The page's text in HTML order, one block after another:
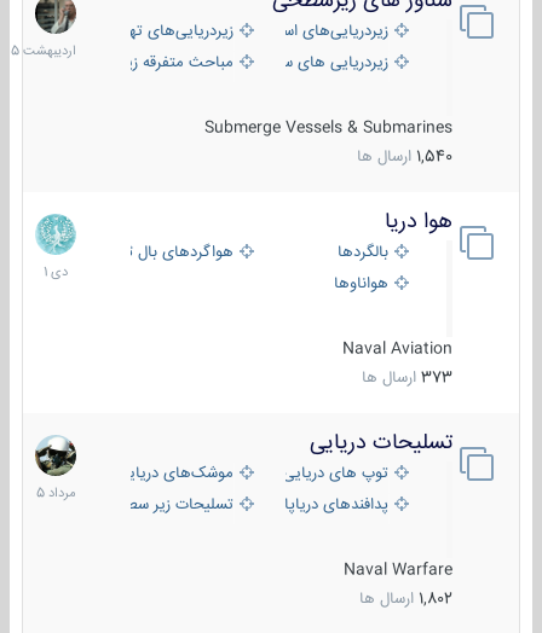
زیردریایی‌های استراتژیکزیردریایی‌های تهاجمی
زیردریایی های سبک
مباحث متفرقه زیرسطحی
Submerge Vessels & Submarines
1,540 ارسال ها
1405
هوا دریا
بالگردها
هواگردهای بال ثابت
هواناوها
Naval Aviation
373 ارسال ها
12
دی
1401
تسلیحات دریایی
توپ های دریایی
موشک‌های دریایی
پدافندهای دریاپایه
تسلیحات زیر سطحی
Naval Warfare
1,802 ارسال ها
2
مرداد
1405